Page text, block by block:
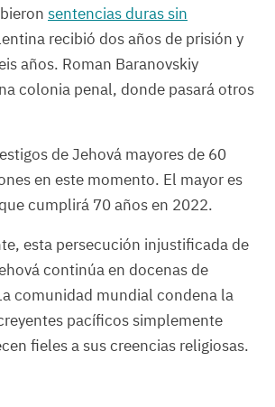
sentencias duras sin
recibió dos años de prisión y
años. Roman Baranovskiy
colonia penal, donde pasará otros
de Jehová mayores de 60
en este momento. El mayor es
cumplirá 70 años en 2022.
esta persecución injustificada de
continúa en docenas de
comunidad mundial condena la
pacíficos simplemente
fieles a sus creencias religiosas.